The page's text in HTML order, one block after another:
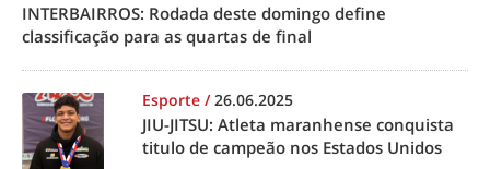
INTERBAIRROS: Rodada deste domingo define
classificação para as quartas de final
Esporte /26.06.2025
JIU-JITSU: Atleta maranhense conquista
titulo de campeão nos Estados Unidos